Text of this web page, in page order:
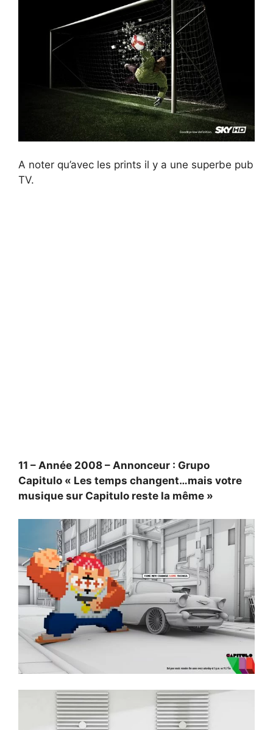
A noter qu’avec les prints il y a une superbe pub
TV.
11 – Année 2008 – Annonceur : Grupo
Capitulo « Les temps changent…mais votre
musique sur Capitulo reste la même »